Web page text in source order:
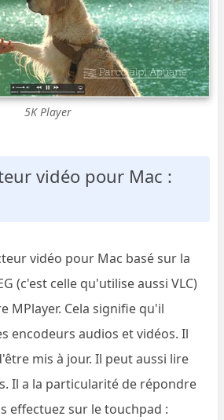
5K Player
vidéo pour Mac :
vidéo pour Mac basé sur la
(c'est celle qu'utilise aussi VLC)
MPlayer. Cela signifie qu'il
encodeurs audios et vidéos. Il
mis à jour. Il peut aussi lire
Il a la particularité de répondre
effectuez sur le touchpad :